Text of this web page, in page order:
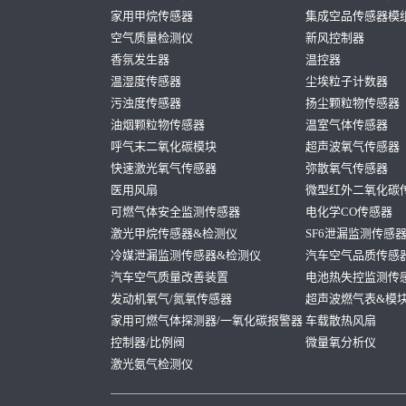
家用甲烷传感器
集成空品传感器模
空气质量检测仪
新风控制器
香氛发生器
温控器
温湿度传感器
尘埃粒子计数器
污浊度传感器
扬尘颗粒物传感器
油烟颗粒物传感器
温室气体传感器
呼气末二氧化碳模块
超声波氧气传感器
快速激光氧气传感器
弥散氧气传感器
医用风扇
微型红外二氧化碳
可燃气体安全监测传感器
电化学CO传感器
激光甲烷传感器&检测仪
SF6泄漏监测传感
冷媒泄漏监测传感器&检测仪
汽车空气品质传感
汽车空气质量改善装置
电池热失控监测传
发动机氧气/氮氧传感器
超声波燃气表&模
家用可燃气体探测器/一氧化碳报警器 车载散热风扇
控制器/比例阀
微量氧分析仪
激光氨气检测仪